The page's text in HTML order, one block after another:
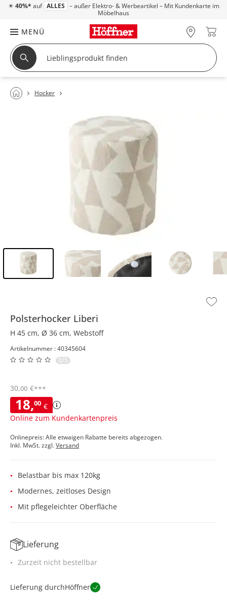
☀ 40%* auf ALLES – außer Elektro- & Werbeartikel – Mit Kundenkarte im
Möbelhaus
MENÜ
Hocker
Polsterhocker Liberi
H 45 cm, Ø 36 cm, Webstoff
Artikelnummer : 40345604
0/5
18,00 €
Online zum Kundenkartenpreis
30,00 €***
Onlinepreis: Alle etwaigen Rabatte bereits abgezogen.
Inkl. MwSt. zzgl.Versand
Belastbar bis max 120kg
Modernes, zeitloses Design
Mit pflegeleichter Oberfläche
Lieferung
Zurzeit nicht bestellbar
Lieferung durchHöffner